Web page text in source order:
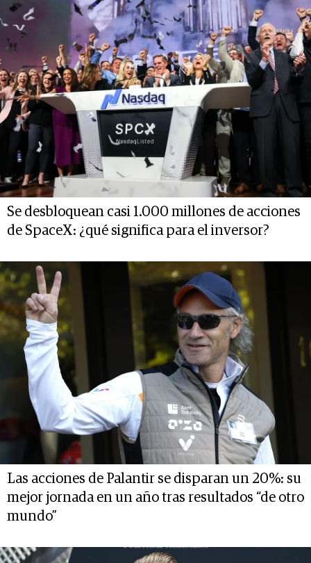
Se desbloquean casi 1.000 millones de acciones
de SpaceX: ¿qué significa para el inversor?
Las acciones de Palantir se disparan un 20%: su
mejor jornada en un año tras resultados “de otro
mundo”